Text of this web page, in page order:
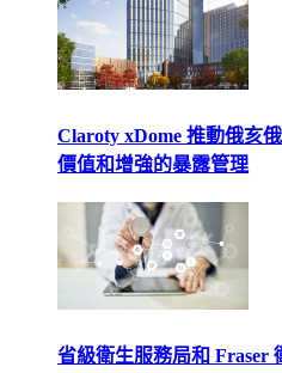
Claroty xDome 推動俄亥
價值和增強的暴露管理
省級衛生服務局和 Fraser